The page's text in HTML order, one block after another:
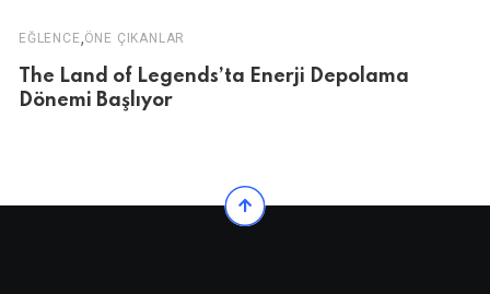
EĞLENCE,ÖNE ÇIKANLAR
The Land of Legends’ta Enerji Depolama
Dönemi Başlıyor